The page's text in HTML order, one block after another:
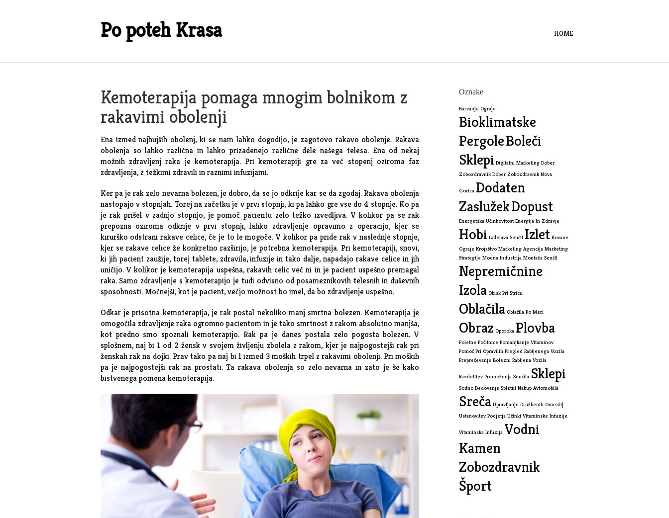
Po poteh Krasa HOME
Kemoterapija pomaga mnogim bolnikom z
rakavimi obolenji
Ena izmed najhujših obolenj, ki se nam lahko dogodijo, je zagotovo rakavo obolenje. Rakava
obolenja so lahko različna in lahko prizadenejo različne dele našega telesa. Ena od nekaj
možnih zdravljenj raka je kemoterapija. Pri kemoterapiji gre za več stopenj oziroma faz
zdravljenja, z težkimi zdravili in raznimi infuzijami.
Ker pa je rak zelo nevarna bolezen, je dobro, da se jo odkrije kar se da zgodaj. Rakava obolenja
nastopajo v stopnjah. Torej na začetku je v prvi stopnji, ki pa lahko gre vse do 4 stopnje. Ko pa
je rak prišel v zadnjo stopnjo, je pomoč pacientu zelo težko izvedljiva. V kolikor pa se rak
prepozna oziroma odkrije v prvi stopnji, lahko zdravljenje opravimo z operacijo, kjer se
kirurško odstrani rakave celice, če je to le mogoče. V kolikor pa pride rak v naslednje stopnje,
kjer se rakave celice že konkretno razširijo, je potrebnakemoterapija. Pri kemoterapiji, snovi,
ki jih pacient zaužije, torej tablete, zdravila, infuzije in tako dalje, napadajo rakave celice in jih
uničijo. V kolikor je kemoterapija uspešna, rakavih celic več ni in je pacient uspešno premagal
raka. Samo zdravljenje s kemoterapijo je tudi odvisno od posameznikovih telesnih in duševnih
sposobnosti. Močnejši, kot je pacient, večjo možnost bo imel, da bo zdravljenje uspešno.
Odkar je prisotna kemoterapija, je rak postal nekoliko manj smrtna bolezen. Kemoterapija je
omogočila zdravljenje raka ogromno pacientom in je tako smrtnost z rakom absolutno manjša,
kot predno smo spoznali kemoterapijo. Rak pa je danes postala zelo pogosta bolezen. V
splošnem, naj bi 1 od 2 žensk v svojem življenju zbolela z rakom, kjer je najpogostejši rak pri
ženskah rak na dojki. Prav tako pa naj bi 1 izmed 3 moških trpel z rakavimi obolenji. Pri moških
pa je najpogostejši rak na prostati. Ta rakava obolenja so zelo nevarna in zato je še kako
bistvenega pomena kemoterapija.
Oznake
Barvanje Ograje
Bioklimatske
PergoleBoleči
Sklepi Digitalni Marketing Dober
Zobozdravnik Dober Zobozdravnik Nova
Gorica Dodaten
ZaslužekDopust
Energetska Učinkovitost Energija In Zdravje
Hobi Izdelava Senčil Izlet Kovane
Ograje Krojaštvo Marketing Agencija Marketing
Strategije Modna Industrija Montaža Senčil
Nepremičnine
Izola Obisk Pri Stricu
Oblačila Oblačila Po Meri
Obraz Oporoka Plovba
Poletne Počitnice Pomanjkanje Vitaminov
Pomoč Pri Opravilih Pregled Rabljenega Vozila
Preprečevanje Bolezni Rabljena Vozila
Razdelitev Premoženja Senčila Sklepi
Sodno Dedovanje Spletni Nakup Avtomobila
Sreča Upravljanje Družbenih Omrežij
Ustanovitev Podjetja Učinki Vitaminske Infuzije
Vitaminska Infuzija Vodni
Kamen
Zobozdravnik
Šport